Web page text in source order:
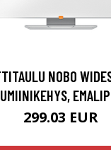
NOBO
299.03 EUR